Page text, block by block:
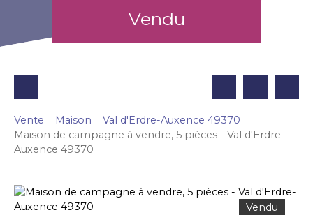
Vendu
Vente Maison
Val d'Erdre-Auxence 49370
Maison de campagne à vendre, 5 pièces - Val d'Erdre-
Auxence 49370
Vendu